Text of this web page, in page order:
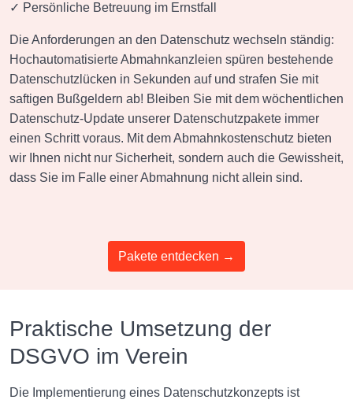
✓ Persönliche Betreuung im Ernstfall
Die Anforderungen an den Datenschutz wechseln ständig:
Hochautomatisierte Abmahnkanzleien spüren bestehende
Datenschutzlücken in Sekunden auf und strafen Sie mit
saftigen Bußgeldern ab! Bleiben Sie mit dem wöchentlichen
Datenschutz-Update unserer Datenschutzpakete immer
einen Schritt voraus. Mit dem Abmahnkostenschutz bieten
wir Ihnen nicht nur Sicherheit, sondern auch die Gewissheit,
dass Sie im Falle einer Abmahnung nicht allein sind.
Pakete entdecken →
Praktische Umsetzung der
DSGVO im Verein
Die Implementierung eines Datenschutzkonzepts ist